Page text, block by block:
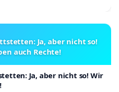
und stetig abzusenken.
sein und darf nicht
Ja, aber nicht so!
auch Rechte!
Ja, aber nicht so! Wir